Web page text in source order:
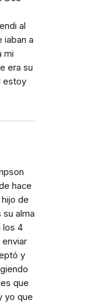
al
iaban a
mi
era su
estoy
hace
de
alma
los 4
enviar
y
que
yo que